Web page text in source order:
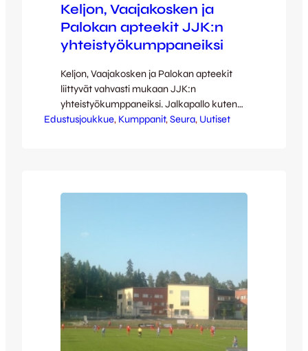
Keljon, Vaajakosken ja
Palokan apteekit JJK:n
yhteistyökumppaneiksi
Keljon, Vaajakosken ja Palokan apteekit
liittyvät vahvasti mukaan JJK:n
yhteistyökumppaneiksi. Jalkapallo kuten
liikunta yleensäkin ja terveet elämäntavat
[one_third last=”no”] Keljon kauppakeskus
[one_third last=”no”] Vaajalan
kauppakeskus Asematie 1 40800
Vaajakoski 020 734…
Edustusjoukkue, Kumppanit, Seura, Uutiset